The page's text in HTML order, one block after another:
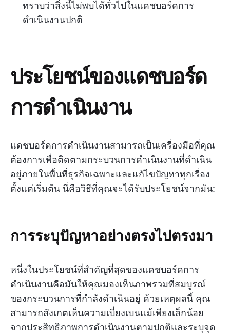
ทราบว่าสิ่งนี้ไม่พบได้ทั่วไปในแดชบอร์ดการ
ดำเนินงานปกติ
ประโยชน์ของแดชบอร์ด
การดำเนินงาน
แดชบอร์ดการดำเนินงานสามารถเป็นเครื่องมือที่คุณ
ต้องการเพื่อติดตามกระบวนการดำเนินงานที่ดำเนิน
อยู่ภายในพื้นที่ธุรกิจเฉพาะและแก้ไขปัญหาทุกเรื่อง
ตั้งแต่เริ่มต้น นี่คือวิธีที่คุณจะได้รับประโยชน์จากมัน:
การระบุปัญหาอย่างตรงไปตรงมา
หนึ่งในประโยชน์ที่สำคัญที่สุดของแดชบอร์ดการ
ดำเนินงานคือมันให้คุณมองเห็นภาพรวมที่สมบูรณ์
ของกระบวนการที่กำลังดำเนินอยู่ ด้วยเหตุผลนี้ คุณ
สามารถสังเกตเห็นความเบี่ยงเบนแม้เพียงเล็กน้อย
จากประสิทธิภาพการดำเนินงานตามปกติและระบุจุด